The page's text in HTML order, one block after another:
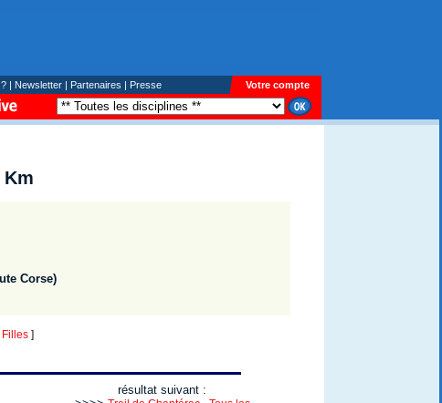
| Newsletter | Partenaires | Presse Votre compte
Km
Corse)
Filles ]
résultat suivant :